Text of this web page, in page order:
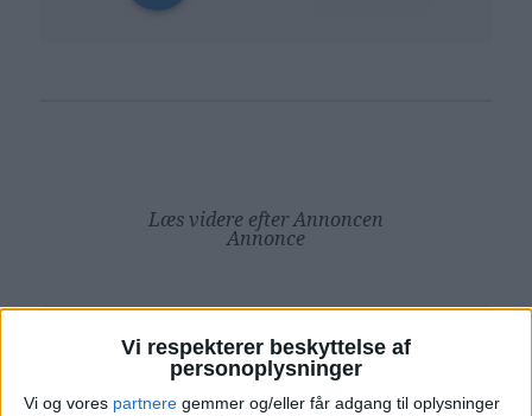
Vi respekterer beskyttelse af
personoplysninger
Vi og vores partnere gemmer og/eller får adgang til oplysninger
Læs videre efter Annoncen
Annonce
ALTERNATIVE DATOER